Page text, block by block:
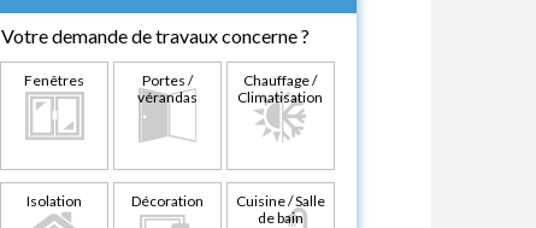
Votre demande de travaux concerne ?
Fenêtres
Portes /
vérandas
Chauffage /
Climatisation
Isolation Décoration
Cuisine / Salle
de bain